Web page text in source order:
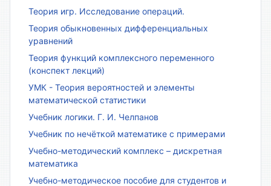
Теория игр. Исследование операций.
Теория обыкновенных дифференциальных
уравнений
Теория функций комплексного переменного
(конспект лекций)
УМК - Теория вероятностей и элементы
математической статистики
Учебник логики. Г. И. Челпанов
Учебник по нечёткой математике с примерами
Учебно-методический комплекс – дискретная
математика
Учебно-методическое пособие для студентов и